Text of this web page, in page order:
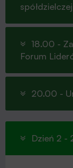
spółdzielczej
18.00 -
Forum
20.00 -
Dzień 2 -